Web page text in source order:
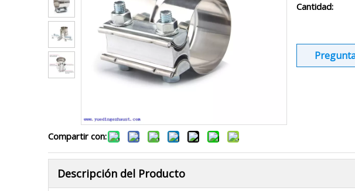
Compartir con:
Cantidad:
Descripción del Producto